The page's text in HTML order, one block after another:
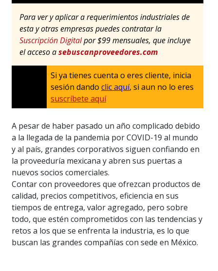
Para ver y aplicar a requerimientos industriales de
esta y otras empresas puedes contratar la
Suscripción Digitalpor $99 mensuales, que incluye
el acceso asebuscanproveedores.com
Si ya tienes cuenta o eres cliente, inicia
sesión dando clic aquí, si aun no lo eres
suscríbete aquí
A pesar de haber pasado un año complicado debido
a la llegada de la pandemia por COVID-19 al mundo
y al país, grandes corporativos siguen confiando en
la proveeduría mexicana y abren sus puertas a
nuevos socios comerciales.
Contar con proveedores que ofrezcan productos de
calidad, precios competitivos, eficiencia en sus
tiempos de entrega, valor agregado, pero sobre
todo, que estén comprometidos con las tendencias y
retos a los que se enfrenta la industria, es lo que
buscan las grandes compañías con sede en México.